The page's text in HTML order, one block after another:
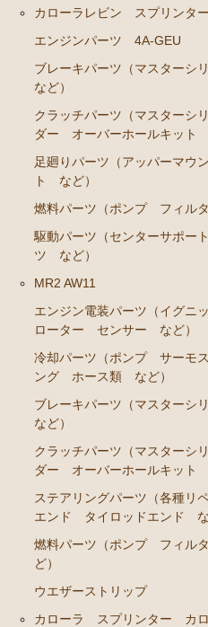
カローラレビン スプリンタ
エンジンパーツ 4A-GEU
ブレーキパーツ（マスター
など）
クラッチパーツ（マスターシ
ダー オーバーホールキット
足廻りパーツ（アッパーマ
ト など）
燃料パーツ（ポンプ フィル
駆動パーツ（センターサポー
ツ など）
MR2 AW11
エンジン電装パーツ（イグ
ローター センサー など）
冷却パーツ（ポンプ サーモ
ング ホース類 など）
ブレーキパーツ（マスター
など）
クラッチパーツ（マスターシ
ダー オーバーホールキット
ステアリングパーツ（各種
エンド タイロッドエンド な
燃料パーツ（ポンプ フィル
ど）
ウエザーストリップ
カローラ スプリンター カ